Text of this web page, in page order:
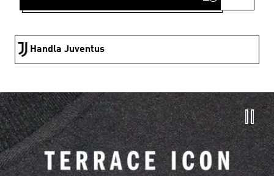
Handla Juventus